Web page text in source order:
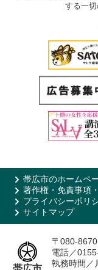
する一切
帯広市のホームペ
著作権・免責事項
プライバシーポリ
サイトマップ
〒080-
電話／
執務時間